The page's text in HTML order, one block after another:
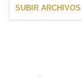
SUBIR ARCHIVOS